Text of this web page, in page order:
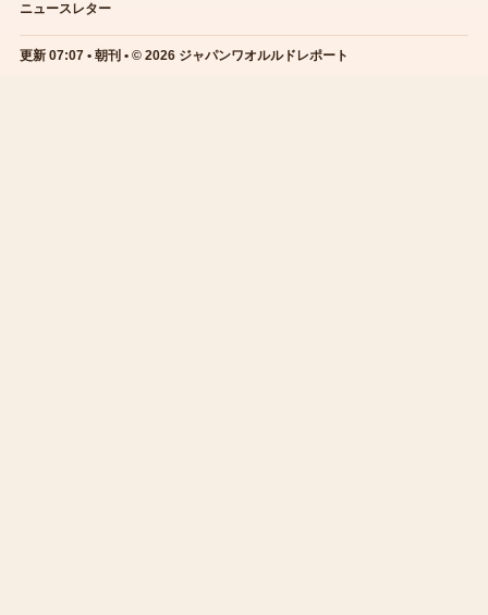
ニュースレター
更新 07:07 • 朝刊 • © 2026 ジャパンワオルルドレポート